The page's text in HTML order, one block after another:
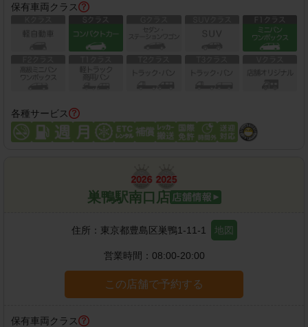
保有車両クラス
各種サービス
巣鴨駅南口店
住所： 東京都豊島区巣鴨1-11-1 地図
営業時間： 08:00-20:00
この店舗で予約する
保有車両クラス